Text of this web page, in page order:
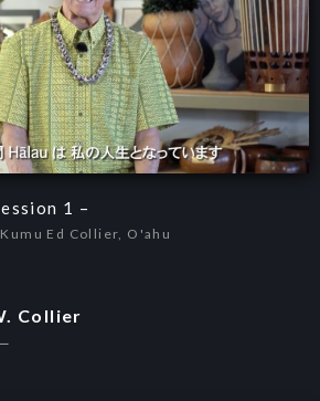
1 –
Ed Collier, O'ahu
Collier